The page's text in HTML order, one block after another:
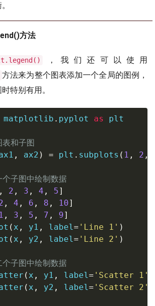
方法
，我们还可以使用
方法来为整个图表添加一个全局的图例，
特别有用。
matplotlib . pyplot as plt
和子图
, ax2 ) = plt . subplots ( 1 , 2 ,
子图中绘制数据
, 2 , 3 , 4 , 5]
, 4 , 6 , 8 , 10]
1 , 3 , 5 , 7 , 9]
( x , y1 , label= 'Line 1' )
( x , y2 , label= 'Line 2' )
子图中绘制数据
( x , y1 , label= 'Scatter 1'
( x , y2 , label= 'Scatter 2'